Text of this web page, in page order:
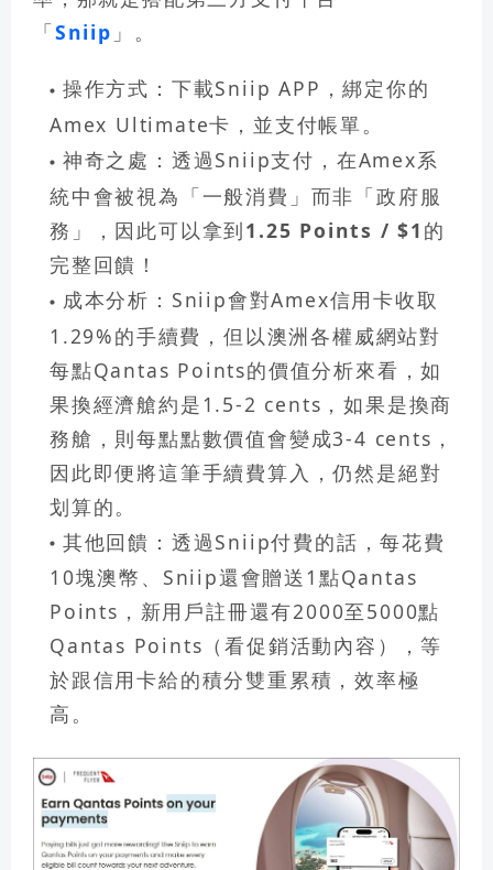
「Sniip 」 。
操作方式： 下載Sniip APP，綁定你的
Amex Ultimate卡，並支付帳單。
神奇之處： 透過Sniip支付，在Amex系
統中會被視為「一般消費」而非「政府服
務」，因此可以拿到1.25 Points / $1 的
完整回饋！
成本分析： Sniip會對Amex信用卡收取
1.29%的手續費，但以澳洲各權威網站對
每點Qantas Points的價值分析來看，如
果換經濟艙約是1.5-2 cents，如果是換商
務艙，則每點點數價值會變成3-4 cents，
因此即便將這筆手續費算入，仍然是絕對
划算的。
其他回饋： 透過Sniip付費的話，每花費
10塊澳幣、Sniip還會贈送1點Qantas
Points，新用戶註冊還有2000至5000點
Qantas Points（看促銷活動內容），等
於跟信用卡給的積分雙重累積，效率極
高。